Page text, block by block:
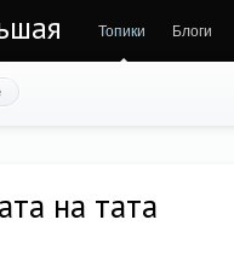
Топики Блоги
на тата